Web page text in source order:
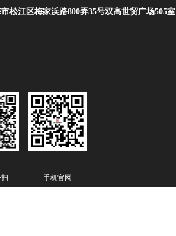
松江区梅家浜路800弄35号双高世贸广场505室
手机官网